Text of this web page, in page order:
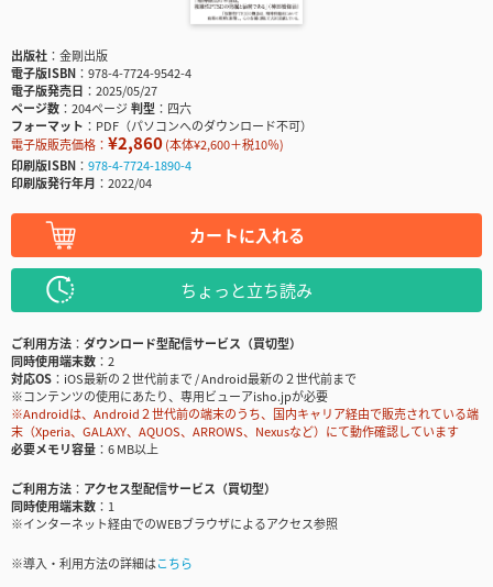
出版社
金剛出版
電子版ISBN
978-4-7724-9542-4
電子版発売日
2025/05/27
ページ数
204ページ判型
四六
フォーマット
PDF（パソコンへのダウンロード不可）
電子版販売価格： ¥2,860(本体¥2,600＋税10％)
印刷版ISBN
978-4-7724-1890-4
印刷版発行年月
2022/04
カートに入れる
ちょっと立ち読み
ご利用方法
ダウンロード型配信サービス（買切型）
同時使用端末数
2
対応OS
iOS最新の２世代前まで / Android最新の２世代前まで
※コンテンツの使用にあたり、専用ビューアisho.jpが必要
※Androidは、Android２世代前の端末のうち、国内キャリア経由で販売されている端
末（Xperia、GALAXY、AQUOS、ARROWS、Nexusなど）にて動作確認しています
必要メモリ容量
6 MB以上
ご利用方法
アクセス型配信サービス（買切型）
同時使用端末数
1
※インターネット経由でのWEBブラウザによるアクセス参照
※導入・利用方法の詳細はこちら